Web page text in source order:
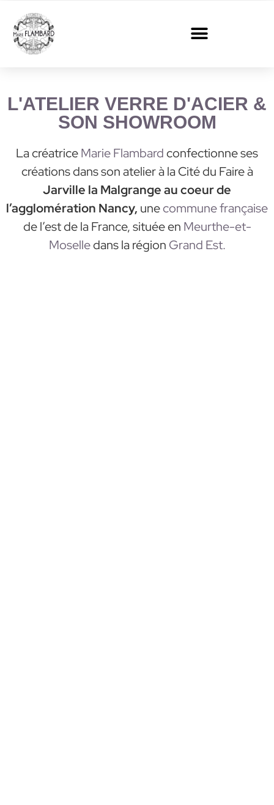
L'ATELIER VERRE D'ACIER &
SON SHOWROOM
La créatriceMarie Flambardconfectionne ses
créations dans son atelier à la Cité du Faire à
Jarville la Malgrange au coeur de
l’agglomération Nancy, unecommune française
de l’est de la France, située en Meurthe-et-
Moselledans la région Grand Est.